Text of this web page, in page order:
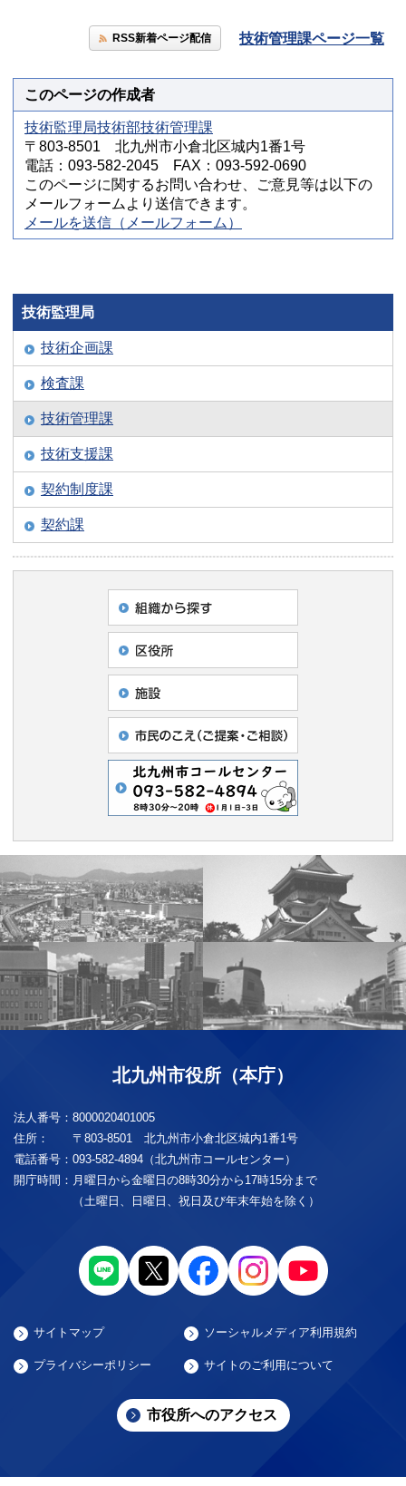
RSS新着ページ配信 技術管理課ページ一覧
このページの作成者
技術監理局技術部技術管理課
〒803-8501 北九州市小倉北区城内1番1号
電話：093-582-2045 FAX：093-592-0690
このページに関するお問い合わせ、ご意見等は以下の
メールフォームより送信できます。
メールを送信（メールフォーム）
技術監理局
技術企画課
検査課
技術管理課
技術支援課
契約制度課
契約課
北九州市役所（本庁）
法人番号： 8000020401005
住所：
〒803-8501 北九州市小倉北区城内1番1号
電話番号： 093-582-4894（北九州市コールセンター）
開庁時間： 月曜日から金曜日の8時30分から17時15分まで
（土曜日、日曜日、祝日及び年末年始を除く）
サイトマップ ソーシャルメディア利用規約
プライバシーポリシー サイトのご利用について
市役所へのアクセス